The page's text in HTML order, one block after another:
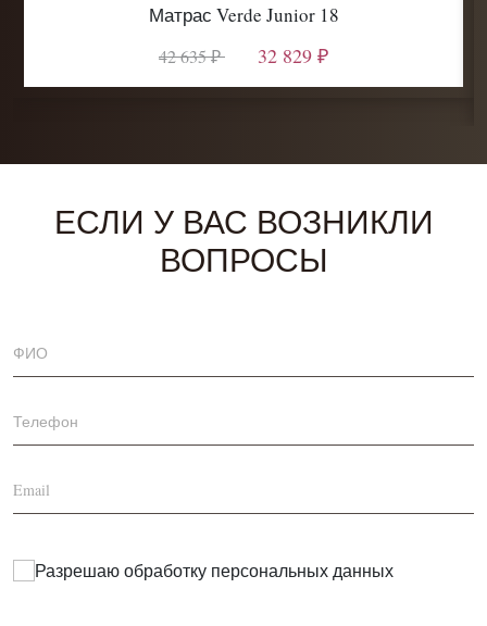
Матрас Verde Junior 18
42 635 ₽ 32 829 ₽
ЕСЛИ У ВАС ВОЗНИКЛИ
ВОПРОСЫ
Разрешаю обработку персональных данных